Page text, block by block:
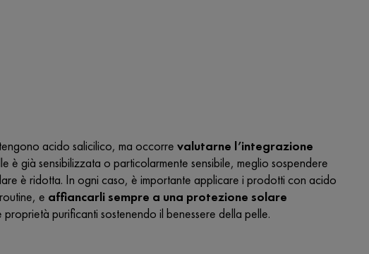
acido salicilico, ma occorrevalutarne l’integrazione
è già sensibilizzata o particolarmente sensibile, meglio sospendere
è ridotta. In ogni caso, è importante applicare i prodotti con acido
e affiancarli sempre a una protezione solare
purificanti sostenendo il benessere della pelle.